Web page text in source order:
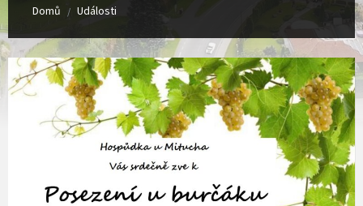
Domů / Události